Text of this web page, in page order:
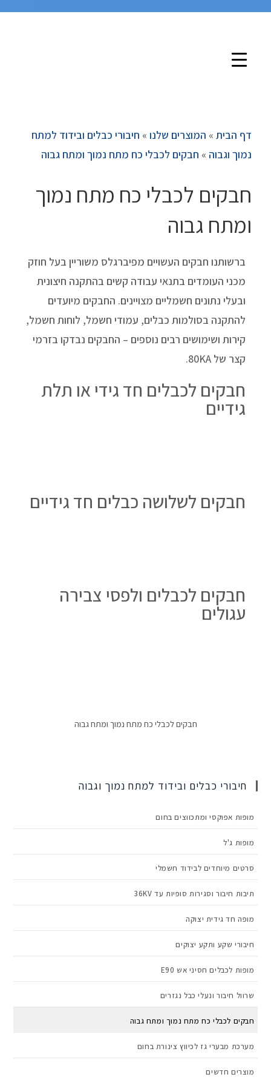
דף הבית » המוצרים שלנו » חיבורי כבלים ובידוד למתח
נמוך וגבוה » חבקים לכבלי כח מתח נמוך ומתח גבוה
חבקים לכבלי כח מתח נמוך
ומתח גבוה
ברשותנו חבקים העשויים מפיברגלס משוריין בעל חוזק
מכני העומדים בתנאי עבודה קשים בהתקנה חיצונית
ובעלי נתונים חשמליים מצויינים. החבקים מיועדים
להתקנה בסולמות כבלים, עמודי חשמל, לוחות חשמל,
קירות ושימושים רבים נוספים – החבקים נבדקו בזרמי
קצר של 80KA.
חבקים לכבלים חד גידי או תלת
גידיים
חבקים לשלושה כבלים חד גידיים
חבקים לכבלים ולפסי צבירה
עגולים
חבקים לכבלי כח מתח נמוך ומתח גבוה
חיבורי כבלים ובידוד למתח נמוך וגבוה
מופות אפוקסי ומתכווצים בחום
מופות ג'ל
סרטים מיוחדים לבידוד חשמלי
תיבות חיבור וסגירות סופיות עד 36KV
מופה חד גידית יצוקה
חיבורי שקע ותקע יצוקים
מופות לכבלים חסיני אש E90
שרוול חיבור ונעלי כבל נגזרים
חבקים לכבלי כח מתח נמוך ומתח גבוה
מערכת מבערי גז לכיווץ צינורת בחום
מוצרים חדשים